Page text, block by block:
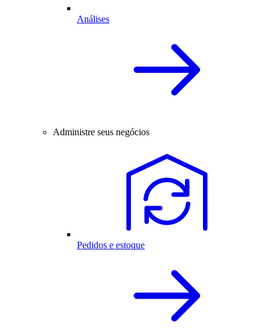
Análises
Administre seus negócios
Pedidos e estoque